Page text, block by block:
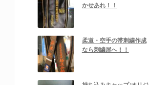
かせあれ！！
柔道・空手の帯刺繍作成
なら刺繍屋へ！！